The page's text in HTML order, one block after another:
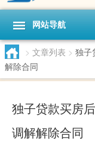
网站导航
> 文章列表 > 独子
解除合同
独子贷款买房
调解解除合同